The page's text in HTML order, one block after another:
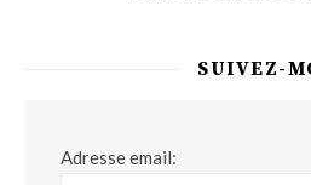
SUIVEZ-
Adresse email: